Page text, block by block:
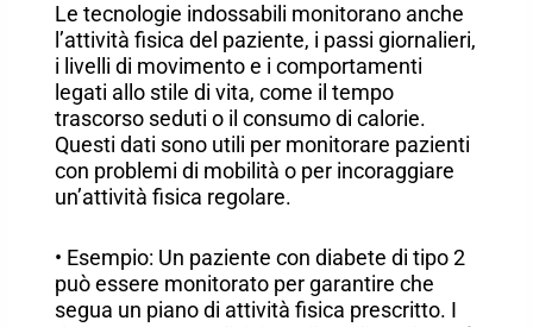
Le tecnologie indossabili monitorano anche
l’attività fisica del paziente, i passi giornalieri,
i livelli di movimento e i comportamenti
legati allo stile di vita, come il tempo
trascorso seduti o il consumo di calorie.
Questi dati sono utili per monitorare pazienti
con problemi di mobilità o per incoraggiare
un’attività fisica regolare.
• Esempio: Un paziente con diabete di tipo 2
può essere monitorato per garantire che
segua un piano di attività fisica prescritto. I